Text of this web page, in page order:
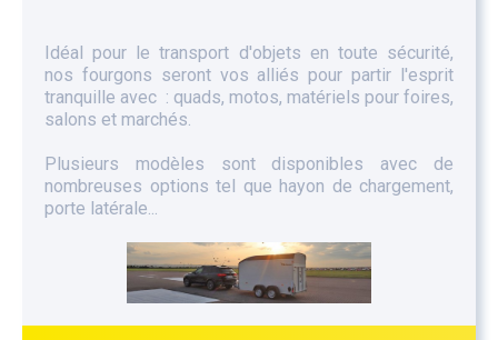
Idéal pour le transport d'objets en toute sécurité,
nos fourgons seront vos alliés pour partir l'esprit
tranquille avec : quads, motos, matériels pour foires,
salons et marchés.
Plusieurs modèles sont disponibles avec de
nombreuses options tel que hayon de chargement,
porte latérale...